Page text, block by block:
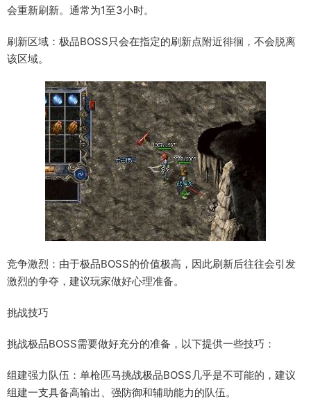
会重新刷新。通常为1至3小时。
刷新区域：极品BOSS只会在指定的刷新点附近徘徊，不会脱离
该区域。
竞争激烈：由于极品BOSS的价值极高，因此刷新后往往会引发
激烈的争夺，建议玩家做好心理准备。
挑战技巧
挑战极品BOSS需要做好充分的准备，以下提供一些技巧：
组建强力队伍：单枪匹马挑战极品BOSS几乎是不可能的，建议
组建一支具备高输出、强防御和辅助能力的队伍。